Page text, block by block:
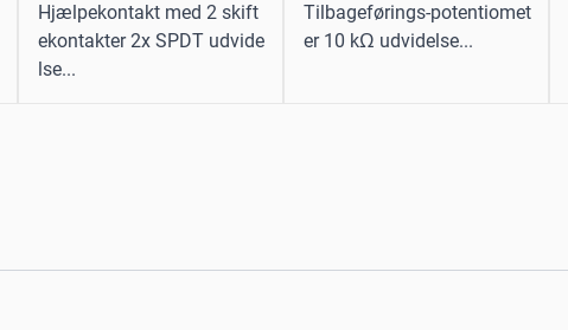
Hjælpekontakt med 2 skift
ekontakter 2x SPDT udvide
lse...
Tilbageførings-potentiomet
er 10 kΩ udvidelse...